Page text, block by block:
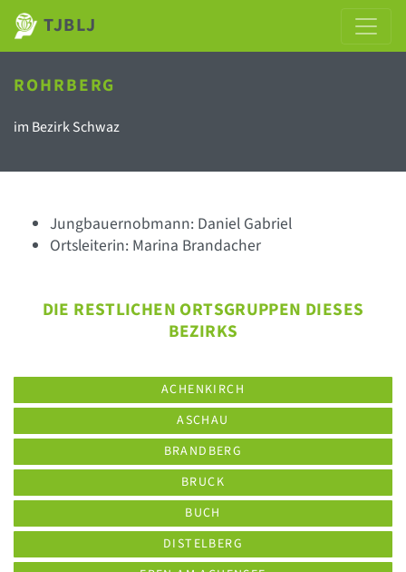
TJBLJ
ROHRBERG
im Bezirk Schwaz
Jungbauernobmann: Daniel Gabriel
Ortsleiterin: Marina Brandacher
DIE RESTLICHEN ORTSGRUPPEN DIESES
BEZIRKS
ACHENKIRCH
ASCHAU
BRANDBERG
BRUCK
BUCH
DISTELBERG